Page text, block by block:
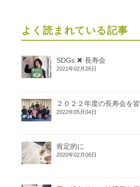
よく読まれている記事
SDGs ✖ 長寿会
2021年02月26日
２０２２年度の長寿会を
2022年05月04日
肯定的に
2020年02月06日